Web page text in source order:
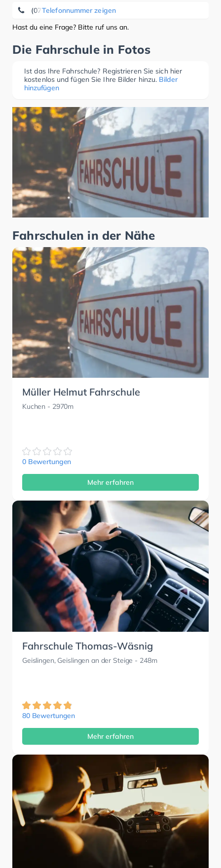
Telefonnummer zeigen
(07331) 6 71 71
Hast du eine Frage? Bitte ruf uns an.
Die Fahrschule in Fotos
Ist das Ihre Fahrschule? Registrieren Sie sich hier
kostenlos und fügen Sie Ihre Bilder hinzu. Bilder
hinzufügen
Fahrschulen in der Nähe
Müller Helmut Fahrschule
Kuchen - 2970m
0 Bewertungen
Mehr erfahren
Fahrschule Thomas-Wäsnig
Geislingen, Geislingen an der Steige - 248m
80 Bewertungen
Mehr erfahren